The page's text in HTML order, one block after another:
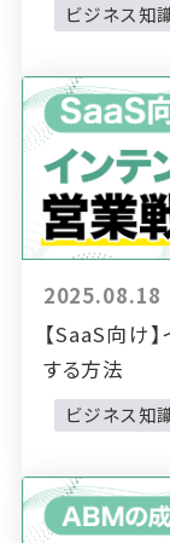
ビジネス知
2025.08.18
【SaaS向け
する方法
ビジネス知